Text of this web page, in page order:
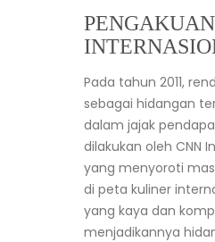
PENGAKUAN
Pada tahun 2011,
sebagai hidangan
dalam jajak
dilakukan oleh CNN
yang menyoroti
di peta kuliner
yang kaya dan
menjadikannya